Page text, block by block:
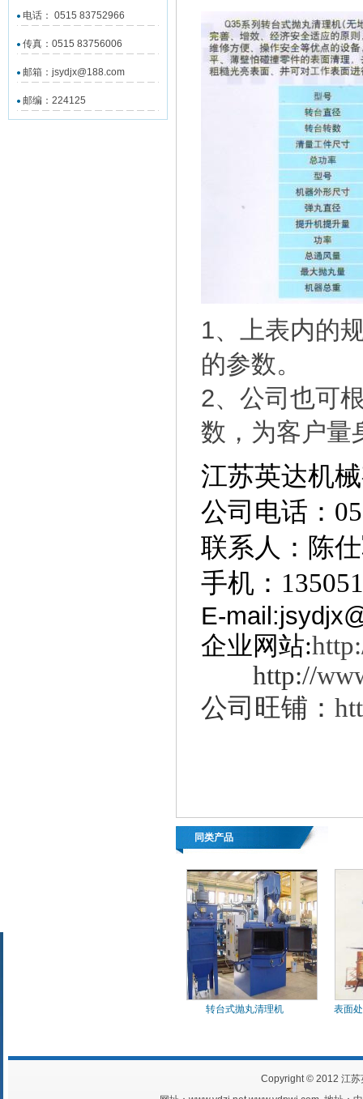
电话： 0515 83752966
传真：0515 83756006
邮箱：jsydjx@188.com
邮编：224125
1、上表内的
的参数。
2、公司也可
数，为客户量
江苏英达机
公司 电话：
联系人：陈
手机：
E-
企业网站:
http://
公司旺铺：
同类产品
转台式抛丸清理机 表面
Copyright © 2012 江苏